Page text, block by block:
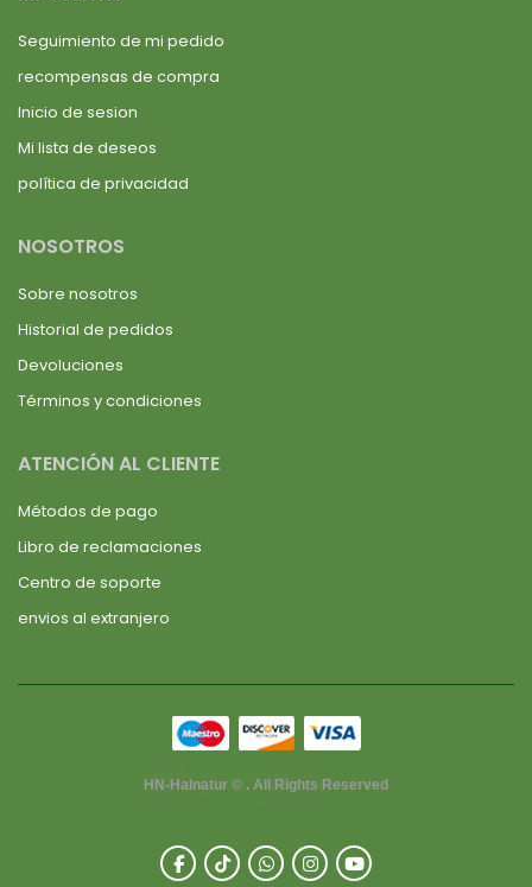
Seguimiento de mi pedido
recompensas de compra
Inicio de sesion
Mi lista de deseos
política de privacidad
NOSOTROS
Sobre nosotros
Historial de pedidos
Devoluciones
Términos y condiciones
ATENCIÓN AL CLIENTE
Métodos de pago
Libro de reclamaciones
Centro de soporte
envios al extranjero
HN-Halnatur © . All Rights Reserved